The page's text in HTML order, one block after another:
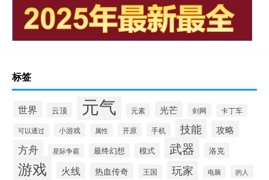
标签
世界 云顶 元气 元素 光芒 剑网 卡丁车
可以通过 小游戏 属性 开原 手机 技能 攻略
方舟 星际争霸 最终幻想 模式 武器 洛克
游戏 火线 热血传奇 王国 玩家 电脑 的人